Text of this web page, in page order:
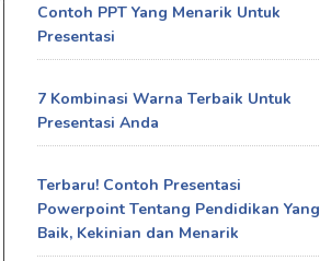
Contoh PPT Yang Menarik Untuk
Presentasi
7 Kombinasi Warna Terbaik Untuk
Presentasi Anda
Terbaru! Contoh Presentasi
Powerpoint Tentang Pendidikan Yang
Baik, Kekinian dan Menarik